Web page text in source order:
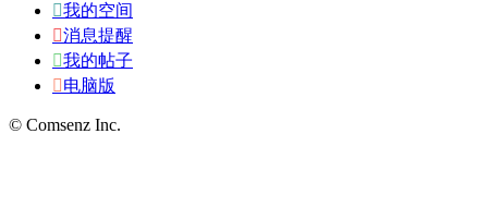
我的空间
消息提醒
我的帖子
电脑版
© Comsenz Inc.